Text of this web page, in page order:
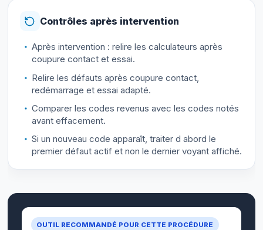
Contrôles après intervention
Après intervention : relire les calculateurs après
coupure contact et essai.
Relire les défauts après coupure contact,
redémarrage et essai adapté.
Comparer les codes revenus avec les codes notés
avant effacement.
Si un nouveau code apparaît, traiter d abord le
premier défaut actif et non le dernier voyant affiché.
OUTIL RECOMMANDÉ POUR CETTE PROCÉDURE